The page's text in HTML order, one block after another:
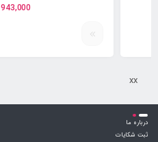
943,000
xx
درباره ما
ثبت شکایات